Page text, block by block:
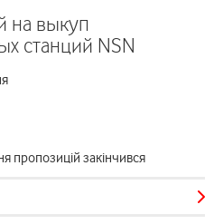
на выкуп
станций NSN
пропозицій закінчився